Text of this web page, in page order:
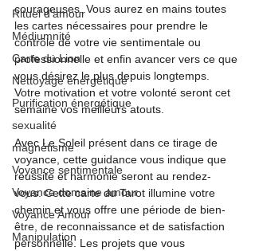
Rituel d'amour
Médiumnité
Carte du Lion
Nettoyage énergétique
Purification énergétique
sexualité
magnétisme
Voyance sentimentale
Voyance domaine amour
Voyance Amour
Manipulation
courageuses. Vous aurez en mains toutes
les cartes nécessaires pour prendre le
contrôle de votre vie sentimentale ou
professionnelle et enfin avancer vers ce que
vous désirez le plus depuis longtemps.
Votre motivation et votre volonté seront cet
semaine vos meilleurs atouts.
Avec Le Soleil présent dans ce tirage de
voyance, cette guidance vous indique que
réussite et harmonie seront au rendez-
vous. Cette carte du Tarot illumine votre
chemin et vous offre une période de bien-
être, de reconnaissance et de satisfaction
personnelle. Les projets que vous